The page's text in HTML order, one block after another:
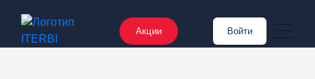
Акции Войти